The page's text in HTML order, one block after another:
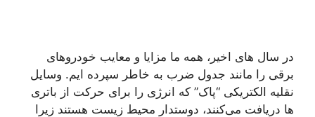
در سال های اخیر، همه ما مزایا و معایب خودروهای
برقی را مانند جدول ضرب به خاطر سپرده ایم. وسایل
نقلیه الکتریکی “پاک” که انرژی را برای حرکت از باتری
ها دریافت می‌کنند، دوستدار محیط زیست هستند زیرا